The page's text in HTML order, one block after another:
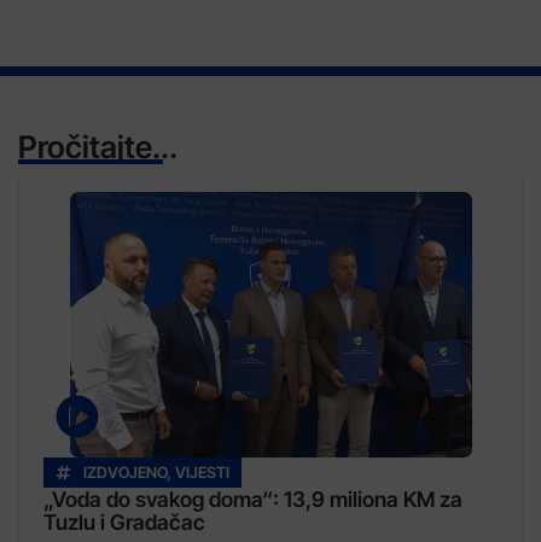
Pročitajte...
IZDVOJENO, VIJESTI
„Voda do svakog doma“: 13,9 miliona KM za
Tuzlu i Gradačac